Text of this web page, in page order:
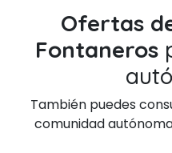
Ofertas
Fontaneros
También puedes
comunidad